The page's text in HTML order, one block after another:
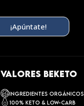
¡Apúntate!
VALORES BEKETO
INGREDIENTES ORGÁNICOS
100% Keto & Low-carb